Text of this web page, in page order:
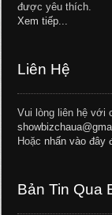
được yêu thích.
Xem tiếp...
Liên Hệ
Vui lòng liên hệ với
Hoặc nhấn vào đây
Bản Tin Qua